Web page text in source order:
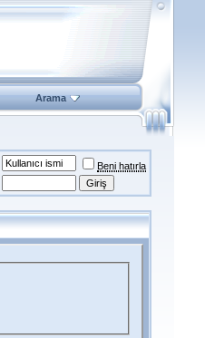
Arama
Beni hatırla